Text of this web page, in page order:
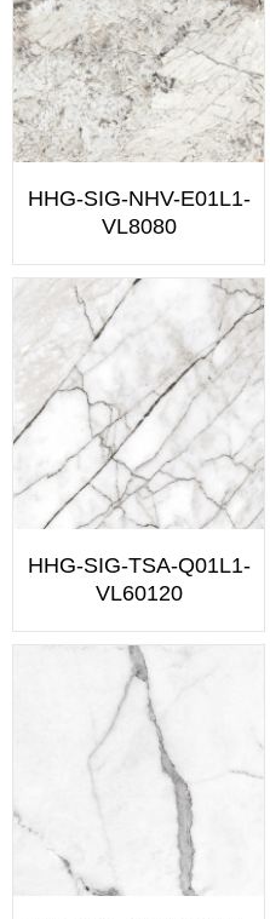
HHG-SIG-NHV-E01L1-
VL8080
HHG-SIG-TSA-Q01L1-
VL60120